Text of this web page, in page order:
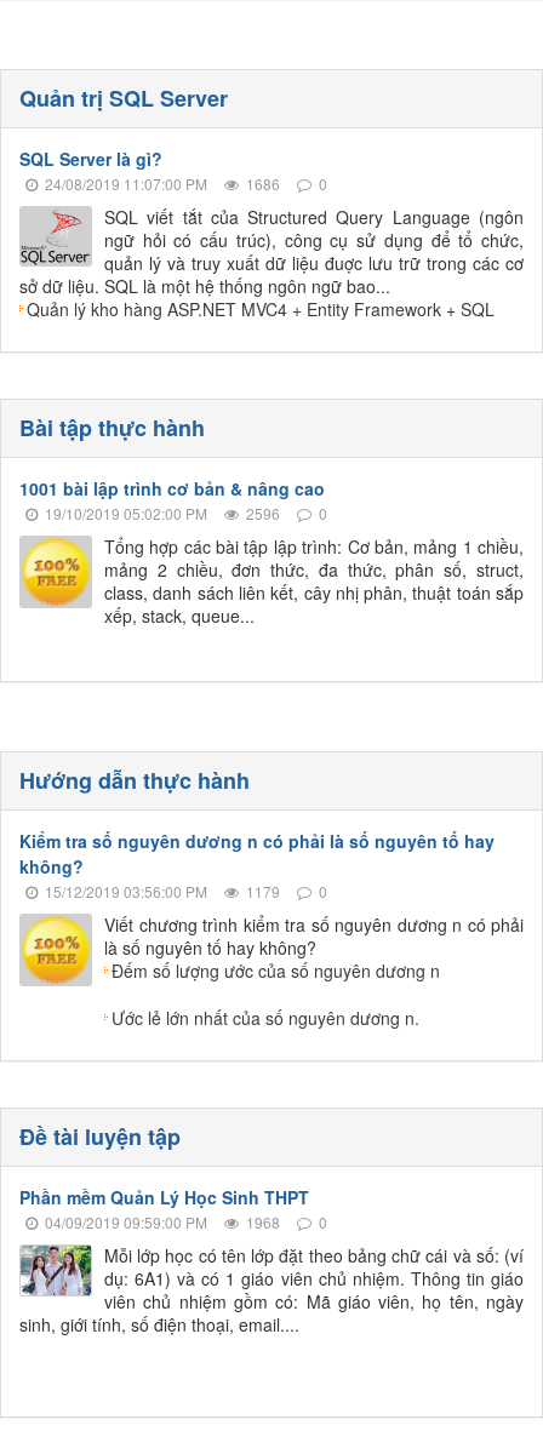
Quản trị SQL Server
SQL Server là gì?
24/08/2019 11:07:00 PM 1686 0
SQL viết tắt của Structured Query Language (ngôn
ngữ hỏi có cấu trúc), công cụ sử dụng để tổ chức,
quản lý và truy xuất dữ liệu đuợc lưu trữ trong các cơ
sở dữ liệu. SQL là một hệ thống ngôn ngữ bao...
Quản lý kho hàng ASP.NET MVC4 + Entity Framework + SQL
Bài tập thực hành
1001 bài lập trình cơ bản & nâng cao
19/10/2019 05:02:00 PM 2596 0
Tổng hợp các bài tập lập trình: Cơ bản, mảng 1 chiều,
mảng 2 chiều, đơn thức, đa thức, phân số, struct,
class, danh sách liên kết, cây nhị phân, thuật toán sắp
xếp, stack, queue...
Hướng dẫn thực hành
Kiểm tra số nguyên dương n có phải là số nguyên tố hay
không?
15/12/2019 03:56:00 PM 1179 0
Viết chương trình kiểm tra số nguyên dương n có phải
là số nguyên tố hay không?
Đếm số lượng ước của số nguyên dương n
Ước lẻ lớn nhất của số nguyên dương n.
Đề tài luyện tập
Phần mềm Quản Lý Học Sinh THPT
04/09/2019 09:59:00 PM 1968 0
Mỗi lớp học có tên lớp đặt theo bảng chữ cái và số: (ví
dụ: 6A1) và có 1 giáo viên chủ nhiệm. Thông tin giáo
viên chủ nhiệm gồm có: Mã giáo viên, họ tên, ngày
sinh, giới tính, số điện thoại, email....